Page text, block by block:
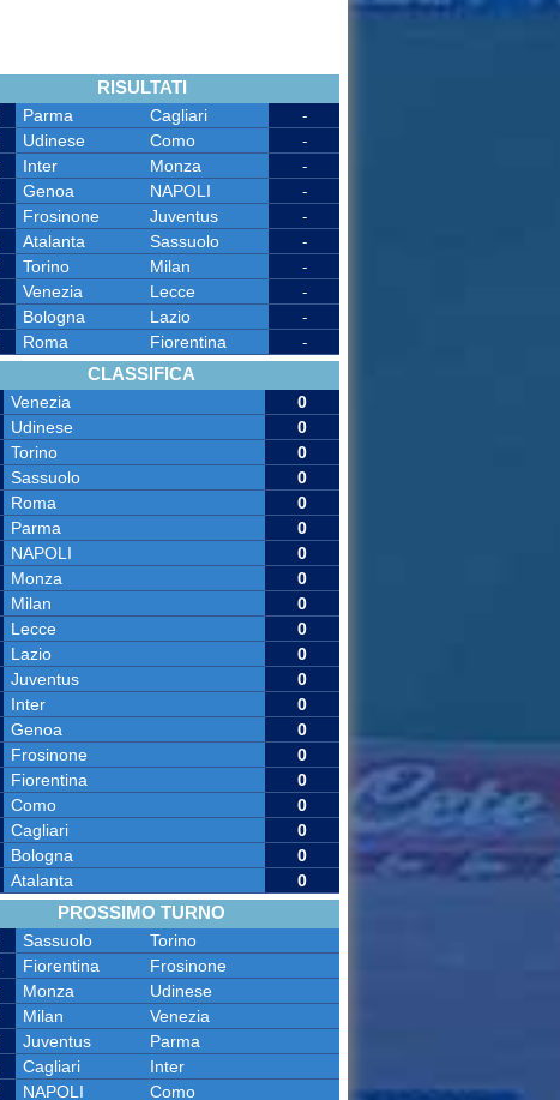
RISULTATI
Parma Cagliari
-
Udinese Como
-
Inter Monza
-
Genoa NAPOLI
-
Frosinone Juventus
-
Atalanta Sassuolo
-
Torino Milan
-
Venezia Lecce
-
Bologna Lazio
-
Roma Fiorentina -
CLASSIFICA
Venezia 0
Udinese 0
Torino 0
Sassuolo 0
Roma 0
Parma 0
NAPOLI 0
Monza 0
Milan 0
Lecce 0
Lazio 0
Juventus 0
Inter 0
Genoa 0
Frosinone 0
Fiorentina 0
Como 0
Cagliari 0
Bologna 0
Atalanta 0
PROSSIMO TURNO
Sassuolo Torino
Fiorentina Frosinone
Monza Udinese
Milan Venezia
Juventus Parma
Cagliari Inter
NAPOLI Como